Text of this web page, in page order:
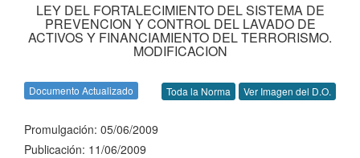
LEY DEL FORTALECIMIENTO DEL SISTEMA DE
PREVENCION Y CONTROL DEL LAVADO DE
ACTIVOS Y FINANCIAMIENTO DEL TERRORISMO.
MODIFICACION
Documento Actualizado Toda la Norma Ver Imagen del D.O.
Promulgación: 05/06/2009
Publicación: 11/06/2009